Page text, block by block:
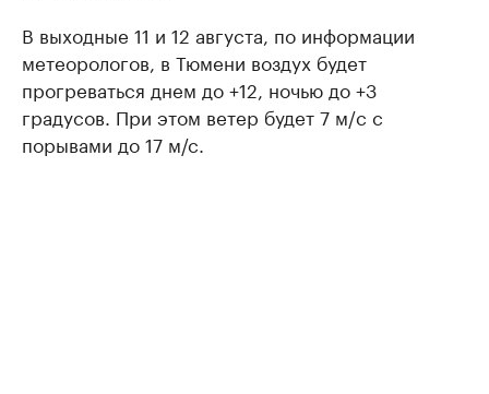
В выходные 11 и 12 августа, по информации
метеорологов, в Тюмени воздух будет
прогреваться днем до +12, ночью до +3
градусов. При этом ветер будет 7 м/c c
порывами до 17 м/с.